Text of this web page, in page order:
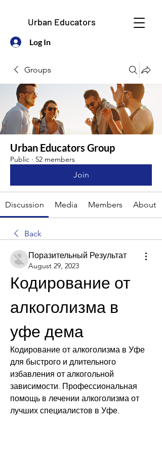
Urban Educators
Log In
Groups
Urban Educators Group
Public · 52 members
Join
Discussion Media Members About
Back
Поразительный Результат
August 29, 2023
Кодирование от
алкоголизма в
уфе дема
Кодирование от алкоголизма в Уфе
для быстрого и длительного
избавления от алкогольной
зависимости. Профессиональная
помощь в лечении алкоголизма от
лучших специалистов в Уфе.